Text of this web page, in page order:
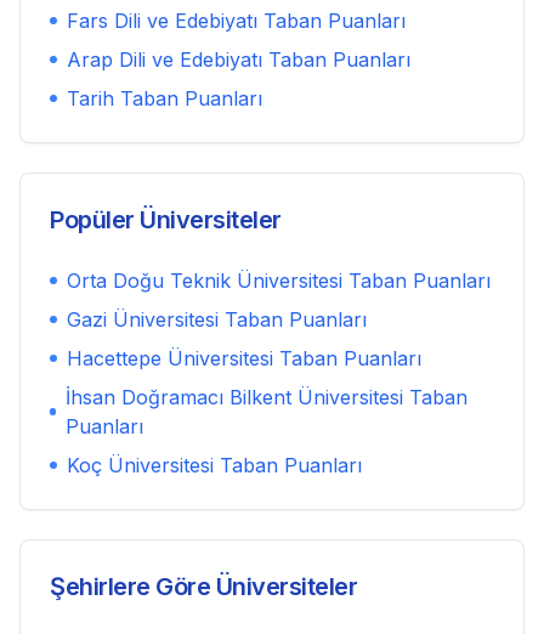
Fars Dili ve Edebiyatı Taban Puanları
Arap Dili ve Edebiyatı Taban Puanları
Tarih Taban Puanları
Popüler Üniversiteler
Orta Doğu Teknik Üniversitesi Taban Puanları
Gazi Üniversitesi Taban Puanları
Hacettepe Üniversitesi Taban Puanları
İhsan Doğramacı Bilkent Üniversitesi Taban
Puanları
Koç Üniversitesi Taban Puanları
Şehirlere Göre Üniversiteler